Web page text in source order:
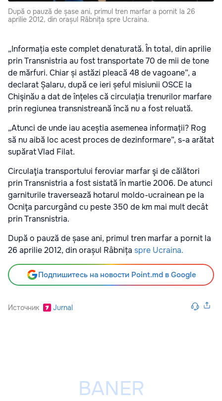
După o pauză de șase ani, primul tren marfar a pornit la 26
aprilie 2012, din orașul Râbnița spre Ucraina.
„Informația este complet denaturată. În total, din aprilie
prin Transnistria au fost transportate 70 de mii de tone
de mărfuri. Chiar și astăzi pleacă 48 de vagoane”, a
declarat Șalaru, după ce ieri șeful misiunii OSCE la
Chişinău a dat de înțeles că circulația trenurilor marfare
prin regiunea transnistreană încă nu a fost reluată.
„Atunci de unde iau aceștia asemenea informații? Rog
să nu aibă loc acest proces de dezinformare”, s-a arătat
supărat Vlad Filat.
Circulaţia transportului feroviar marfar şi de călători
prin Transnistria a fost sistată în martie 2006. De atunci
garniturile traversează hotarul moldo-ucrainean pe la
Ocniţa parcurgând cu peste 350 de km mai mult decât
prin Transnistria.
După o pauză de șase ani, primul tren marfar a pornit la
26 aprilie 2012, din orașul Râbnița spre Ucraina.
Подпишитесь на новости Point.md в Google
Источник Jurnal